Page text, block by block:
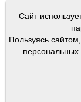
Сайт
Пользуясь
Ведомости